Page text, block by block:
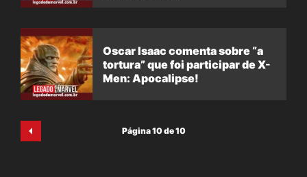
Oscar Isaac comenta sobre “a
tortura” que foi participar de X-
Men: Apocalipse!
Página 10 de 10